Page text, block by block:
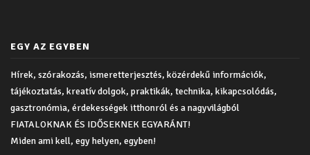
EGY AZ EGYBEN
Hírek, szórakozás, ismeretterjesztés, közérdekű információk,
tájékoztatás, kreatív dolgok, praktikák, technika, kikapcsolódás,
gasztronómia, érdekességek itthonról és a nagyvilágból
FIATALOKNAK ÉS IDŐSEKNEK EGYARÁNT!
Miden ami kell, egy helyen, egyben!